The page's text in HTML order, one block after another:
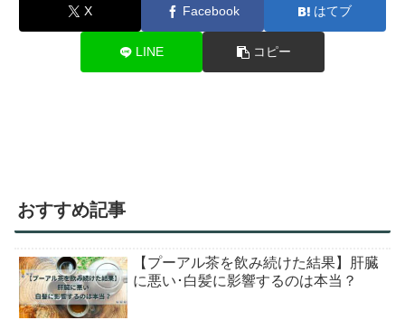
X Facebook はてブ
LINE コピー
おすすめ記事
【プーアル茶を飲み続けた結果】肝臓
に悪い･白髪に影響するのは本当？